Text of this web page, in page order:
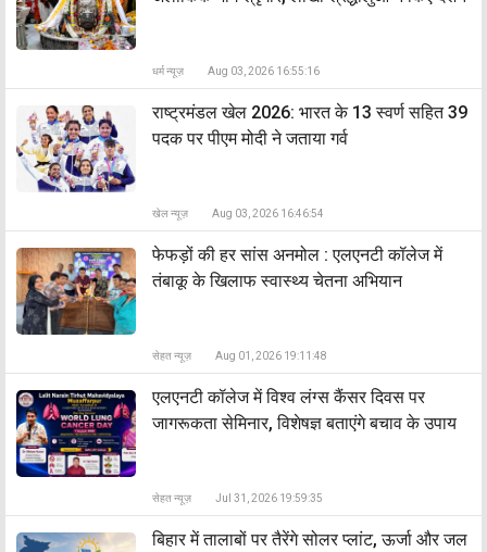
धर्म न्यूज़ Aug 03, 2026 16:55:16
राष्ट्रमंडल खेल 2026: भारत के 13 स्वर्ण सहित 39
पदक पर पीएम मोदी ने जताया गर्व
खेल न्यूज़ Aug 03, 2026 16:46:54
फेफड़ों की हर सांस अनमोल : एलएनटी कॉलेज में
तंबाकू के खिलाफ स्वास्थ्य चेतना अभियान
सेहत न्यूज़ Aug 01, 2026 19:11:48
एलएनटी कॉलेज में विश्व लंग्स कैंसर दिवस पर
जागरूकता सेमिनार, विशेषज्ञ बताएंगे बचाव के उपाय
सेहत न्यूज़ Jul 31, 2026 19:59:35
बिहार में तालाबों पर तैरेंगे सोलर प्लांट, ऊर्जा और जल